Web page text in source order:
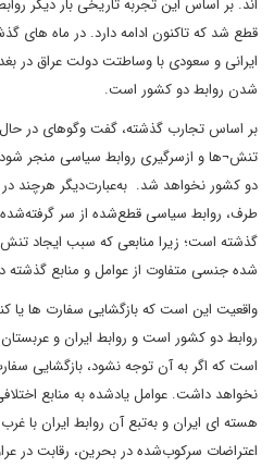
قطع شد که تاکنون ادامه دارد. در ماه های
ایرانی و سعودی با وساطتت دولت عراق در
شدن روابط دو کشور است.
بر اساس تجارب گذشته، گفت وگوهای در
تنش¬ها و ازسرگیری روابط سیاسی منجر شود
دو کشور نخواهد شد. به‌عبارت‌دیگر هرچند
طرف، روابط سیاسی قطع‌شده از سر گرفته‌شده
گذشته است؛ زیرا منابعی که سبب ایجاد تنش
شده جنسی متفاوت از عوامل و منابع گذشته
واقعیت این است که بازگشایی سفارت ها
روابط دو کشور است و روابط ایران و عربستان
است که اگر به آن توجه نشود، بازگشایی
نخواهد داشت. عوامل یادشده به منابع
هسته ای ایران و به‌تبع آن روابط ایران با
اعتراضات سرکوب‌شده در بحرین، رقابت در